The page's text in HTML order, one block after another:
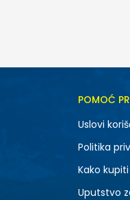
POMOĆ
Uslovi
Politika
Kako kupiti
Uputstvo